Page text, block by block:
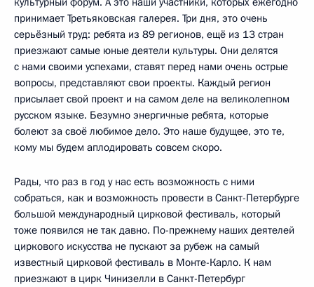
принимает Третьяковская галерея. Три дня, это очень
серьёзный труд: ребята из 89 регионов, ещё из 13 стран
приезжают самые юные деятели культуры. Они делятся
с нами своими успехами, ставят перед нами очень острые
вопросы, представляют свои проекты. Каждый регион
присылает свой проект и на самом деле на великолепном
русском языке. Безумно энергичные ребята, которые
болеют за своё любимое дело. Это наше будущее, это те,
кому мы будем аплодировать совсем скоро.
Рады, что раз в год у нас есть возможность с ними
собраться, как и возможность провести в Санкт-Петербурге
большой международный цирковой фестиваль, который
тоже появился не так давно. По-прежнему наших деятелей
циркового искусства не пускают за рубеж на самый
известный цирковой фестиваль в Монте-Карло. К нам
приезжают в цирк Чинизелли в Санкт-Петербург